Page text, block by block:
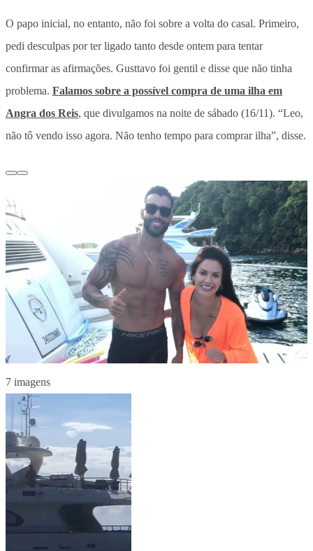
O papo inicial, no entanto, não foi sobre a volta do casal. Primeiro,
pedi desculpas por ter ligado tanto desde ontem para tentar
confirmar as afirmações. Gusttavo foi gentil e disse que não tinha
problema. Falamos sobre a possível compra de uma ilha em
Angra dos Reis, que divulgamos na noite de sábado (16/11). “Leo,
não tô vendo isso agora. Não tenho tempo para comprar ilha”, disse.
7 imagens